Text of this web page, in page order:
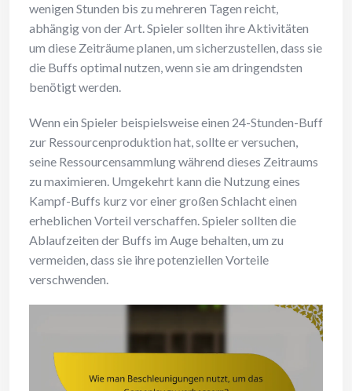
wenigen Stunden bis zu mehreren Tagen reicht,
abhängig von der Art. Spieler sollten ihre Aktivitäten
um diese Zeiträume planen, um sicherzustellen, dass sie
die Buffs optimal nutzen, wenn sie am dringendsten
benötigt werden.
Wenn ein Spieler beispielsweise einen 24-Stunden-Buff
zur Ressourcenproduktion hat, sollte er versuchen,
seine Ressourcensammlung während dieses Zeitraums
zu maximieren. Umgekehrt kann die Nutzung eines
Kampf-Buffs kurz vor einer großen Schlacht einen
erheblichen Vorteil verschaffen. Spieler sollten die
Ablaufzeiten der Buffs im Auge behalten, um zu
vermeiden, dass sie ihre potenziellen Vorteile
verschwenden.